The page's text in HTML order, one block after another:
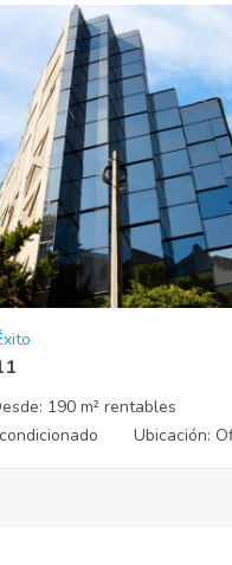
de Éxito)
190 m² rentables
Ubicación: